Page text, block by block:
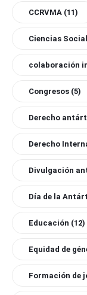
CCRVMA (11)
Ciencias
colaboración
Congresos (5)
Derecho
Derecho
Divulgación
Día de la
Educación (12)
Equidad de
Formación de